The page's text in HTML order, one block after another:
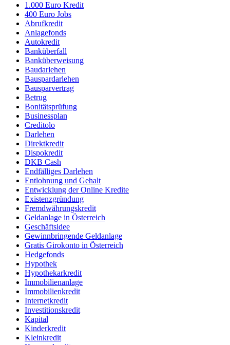
1.000 Euro Kredit
400 Euro Jobs
Abrufkredit
Anlagefonds
Autokredit
Banküberfall
Banküberweisung
Baudarlehen
Bauspardarlehen
Bausparvertrag
Betrug
Bonitätsprüfung
Businessplan
Creditolo
Darlehen
Direktkredit
Dispokredit
DKB Cash
Endfälliges Darlehen
Entlohnung und Gehalt
Entwicklung der Online Kredite
Existenzgründung
Fremdwährungskredit
Geldanlage in Österreich
Geschäftsidee
Gewinnbringende Geldanlage
Gratis Girokonto in Österreich
Hedgefonds
Hypothek
Hypothekarkredit
Immobilienanlage
Immobilienkredit
Internetkredit
Investitionskredit
Kapital
Kinderkredit
Kleinkredit